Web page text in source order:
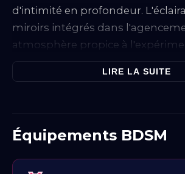
d'intimité en profondeur.
miroirs intégrés dans
atmosphère propice à
en préservant la discrétion.
uniques. Sa conception
un confort optimal tout en
LIRE LA SUITE
Équipements BDSM